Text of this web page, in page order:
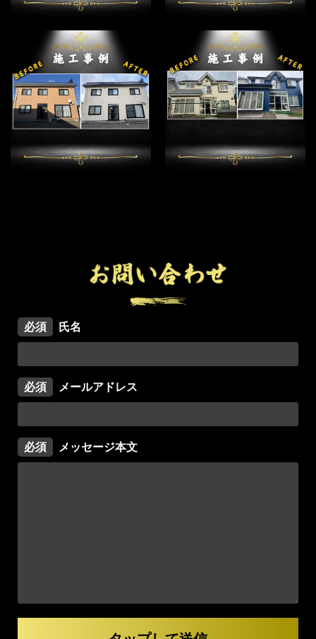
必須 氏名
必須 メールアドレス
必須 メッセージ本文